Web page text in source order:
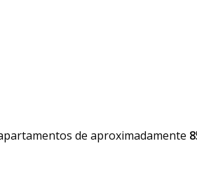
de aproximadamente